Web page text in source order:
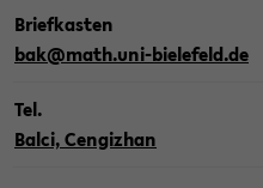
Brief­kas­ten
bak@math.uni-​bielefeld.de
Tel.
Balci, Cen­giz­han